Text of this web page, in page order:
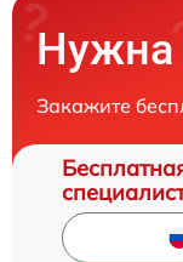
Нужна
Закажите